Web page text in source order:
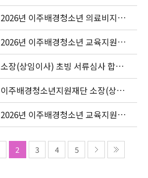
자 발표
2026년 이주배경청소년 의료비지원
사업 안내(사업 마감)
2026년 이주배경청소년 교육지원사
업 레인보우스쿨 개설기관 선정 결과
소장(상임이사) 초빙 서류심사 합격
자 발표 및 면접 심사 안내
이주배경청소년지원재단 소장(상임
이사) 초빙 공고
2026년 이주배경청소년 교육지원사
업 ‘레인보우스쿨’ 개설기관 신청 공
2 3 4 5